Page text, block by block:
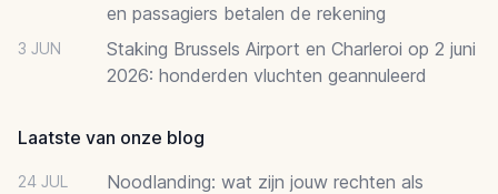
en passagiers betalen de rekening
3 JUN
Staking Brussels Airport en Charleroi op 2 juni
2026: honderden vluchten geannuleerd
Laatste van onze blog
24 JUL
Noodlanding: wat zijn jouw rechten als